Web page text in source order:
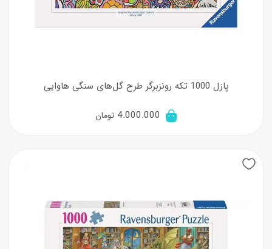
پازل 1000 تکه رونزبرگر طرح گل‌های سنگی هاوایی
4.000.000 تومان